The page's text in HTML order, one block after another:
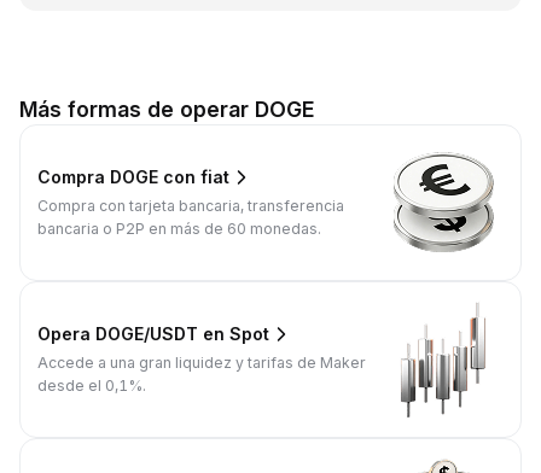
Más formas de operar DOGE
Compra DOGE con fiat
Compra con tarjeta bancaria, transferencia
bancaria o P2P en más de 60 monedas.
Opera DOGE/USDT en Spot
Accede a una gran liquidez y tarifas de Maker
desde el 0,1%.